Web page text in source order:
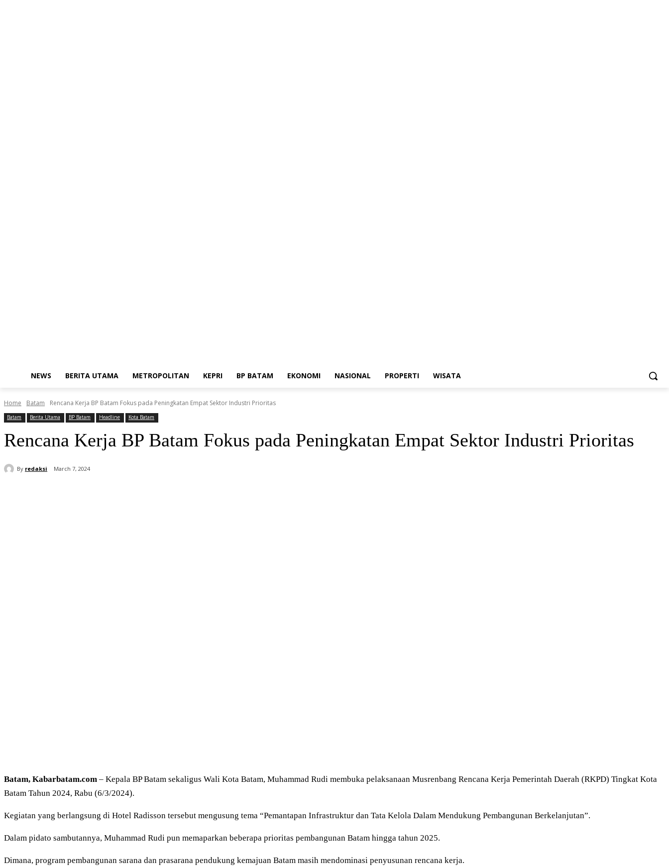
NEWS BERITA UTAMA METROPOLITAN KEPRI BP BATAM EKONOMI NASIONAL PROPERTI WISATA
Home Batam Rencana Kerja BP Batam Fokus pada Peningkatan Empat Sektor Industri Prioritas
Batam Berita Utama BP Batam Headline Kota Batam
Rencana Kerja BP Batam Fokus pada Peningkatan Empat Sektor Industri Prioritas
By redaksi March 7, 2024
Batam, Kabarbatam.com – Kepala BP Batam sekaligus Wali Kota Batam, Muhammad Rudi membuka pelaksanaan Musrenbang Rencana Kerja Pemerintah Daerah (RKPD) Tingkat Kota
Batam Tahun 2024, Rabu (6/3/2024).
Kegiatan yang berlangsung di Hotel Radisson tersebut mengusung tema “Pemantapan Infrastruktur dan Tata Kelola Dalam Mendukung Pembangunan Berkelanjutan”.
Dalam pidato sambutannya, Muhammad Rudi pun memaparkan beberapa prioritas pembangunan Batam hingga tahun 2025.
Dimana, program pembangunan sarana dan prasarana pendukung kemajuan Batam masih mendominasi penyusunan rencana kerja.